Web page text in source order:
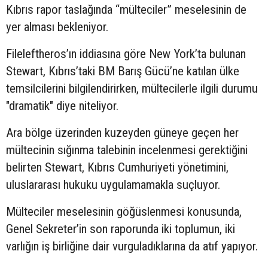
Kıbrıs rapor taslağında “mülteciler” meselesinin de
yer alması bekleniyor.
Fileleftheros’ın iddiasına göre New York’ta bulunan
Stewart, Kıbrıs’taki BM Barış Gücü’ne katılan ülke
temsilcilerini bilgilendirirken, mültecilerle ilgili durumu
"dramatik" diye niteliyor.
Ara bölge üzerinden kuzeyden güneye geçen her
mültecinin sığınma talebinin incelenmesi gerektiğini
belirten Stewart, Kıbrıs Cumhuriyeti yönetimini,
uluslararası hukuku uygulamamakla suçluyor.
Mülteciler meselesinin göğüslenmesi konusunda,
Genel Sekreter’in son raporunda iki toplumun, iki
varlığın iş birliğine dair vurguladıklarına da atıf yapıyor.